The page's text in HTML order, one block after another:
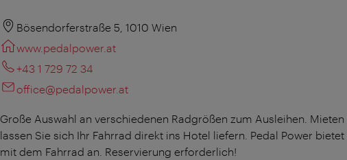
Bösendorferstraße 5, 1010 Wien
www.pedalpower.at
+43 1 729 72 34
office@pedalpower.at
Große Auswahl an verschiedenen Radgrößen zum Ausleihen.
lassen Sie sich Ihr Fahrrad direkt ins Hotel liefern. Pedal Power
mit dem Fahrrad an. Reservierung erforderlich!